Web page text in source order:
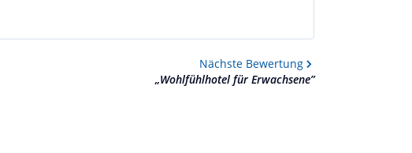
Nächste Bewertung
„Wohlfühlhotel für Erwachsene”